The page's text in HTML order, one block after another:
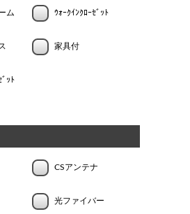
ム ｳｫｰｸｲﾝｸﾛｰｾﾞｯﾄ
家具付
ﾞｯﾄ
CSアンテナ
光ファイバー